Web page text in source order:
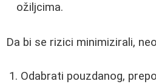
ožiljcima.
Da bi se rizici minimizirali,
Odabrati pouzdanog,